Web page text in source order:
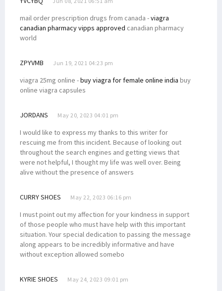
mail order prescription drugs from canada -viagra
canadian pharmacy vipps approved canadian pharmacy
world
ZPYVMB Jun 19, 2021 04:23 pm
viagra 25mg online -buy viagra for female online india buy
online viagra capsules
JORDANS May 20, 2023 04:01 pm
I would like to express my thanks to this writer for
rescuing me from this incident. Because of looking out
throughout the search engines and getting views that
were not helpful, I thought my life was well over. Being
alive without the presence of answers
CURRY SHOES May 22, 2023 06:16 pm
I must point out my affection for your kindness in support
of those people who must have help with this important
situation. Your special dedication to passing the message
along appears to be incredibly informative and have
without exception allowed somebo
KYRIE SHOES May 24, 2023 09:01 pm